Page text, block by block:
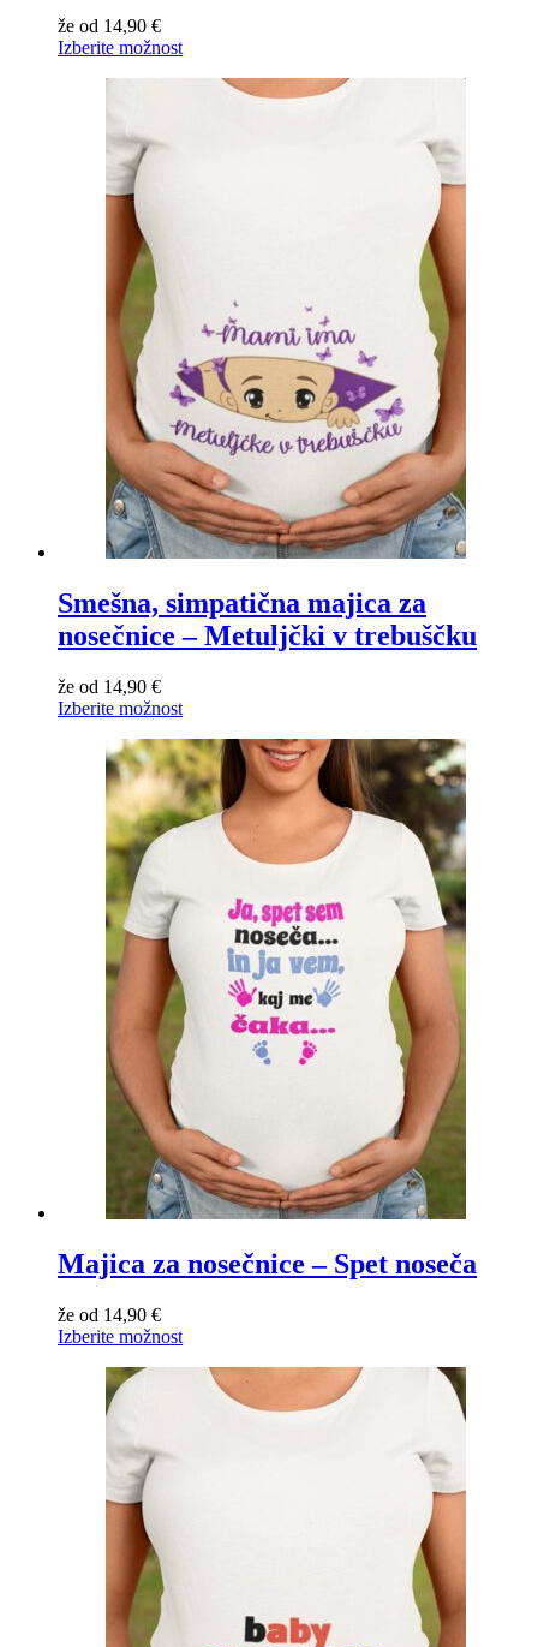
že od 14,90 €
Izberite možnost
Smešna, simpatična majica za
nosečnice – Metuljčki v trebuščku
že od 14,90 €
Izberite možnost
Majica za nosečnice – Spet noseča
že od 14,90 €
Izberite možnost